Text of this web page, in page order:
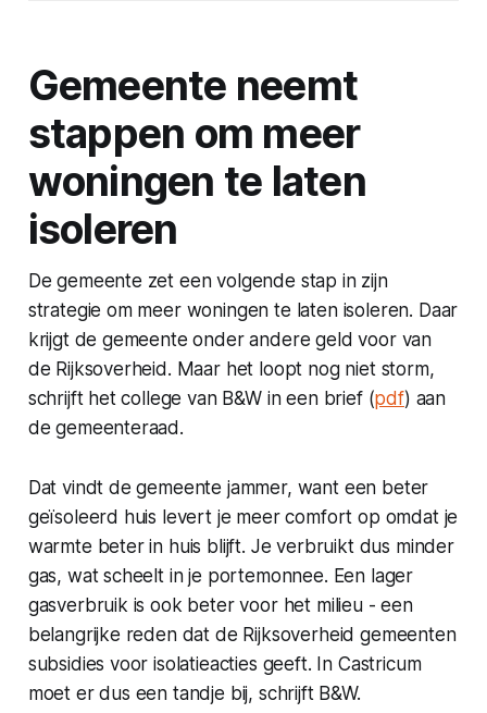
Gemeente neemt
stappen om meer
woningen te laten
isoleren
De gemeente zet een volgende stap in zijn
strategie om meer woningen te laten isoleren. Daar
krijgt de gemeente onder andere geld voor van
de Rijksoverheid. Maar het loopt nog niet storm,
schrijft het college van B&W in een brief (pdf) aan
de gemeenteraad.
Dat vindt de gemeente jammer, want een beter
geïsoleerd huis levert je meer comfort op omdat je
warmte beter in huis blijft. Je verbruikt dus minder
gas, wat scheelt in je portemonnee. Een lager
gasverbruik is ook beter voor het milieu - een
belangrijke reden dat de Rijksoverheid gemeenten
subsidies voor isolatieacties geeft. In Castricum
moet er dus een tandje bij, schrijft B&W.